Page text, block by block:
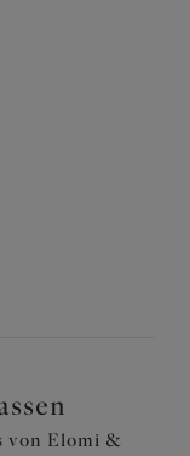
von Elomi &